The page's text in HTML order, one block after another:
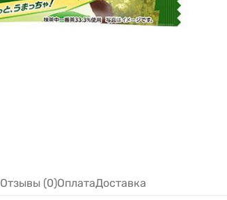
Отзывы (0)ОплатаДоставка